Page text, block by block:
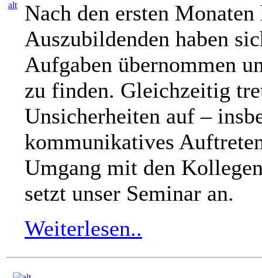
Nach den ersten
Auszubildenden haben
Aufgaben übernommen
zu finden. Gleichzeitig
Unsicherheiten auf –
kommunikatives
Umgang mit den
setzt unser Seminar an.
Weiterlesen..